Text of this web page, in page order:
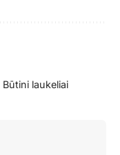
Būtini laukeliai